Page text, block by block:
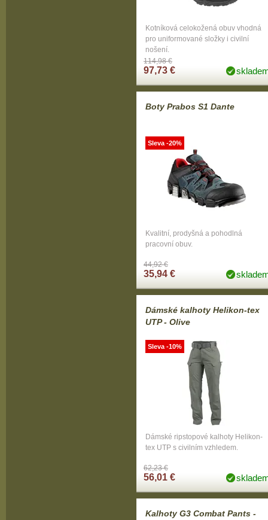
Kotníková celokožená obuv vhodná
pro uniformované složky i civilní
nošení.
114,98 €
97,73 €
Boty Prabos S1 Dante
Kvalitní, prodyšná a pohodlná
pracovní obuv.
44,92 €
35,94 €
Sleva -20%
Dámské kalhoty Helikon-tex
UTP - Olive
Dámské ripstopové kalhoty Helikon-
tex UTP s civilním vzhledem.
62,23 €
56,01 €
Sleva -10%
Kalhoty G3 Combat Pants -